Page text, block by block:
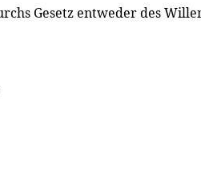
Gesetz entweder des